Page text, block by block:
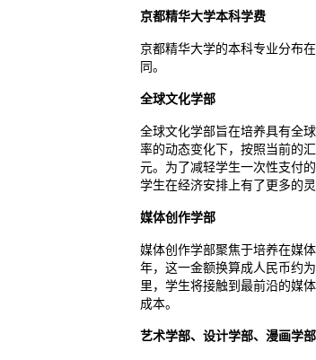
京都精华大学本科学费
京都精华大学的本科专业分布
同。
全球文化学部
全球文化学部旨在培养具有全
率的动态变化下，按照当前的
元。为了减轻学生一次性支付
学生在经济安排上有了更多的灵
媒体创作学部
媒体创作学部聚焦于培养在媒
年，这一金额换算成人民币约
里，学生将接触到最前沿的媒
成本。
艺术学部、设计学部、漫画学